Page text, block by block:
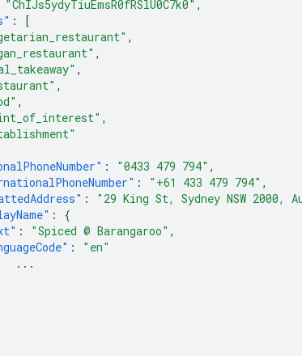
"ChIJs5ydyTiuEmsR0fRSlU0C7k0" ,
:
[
,
,
,
,
,
,
: "0433 479 794" ,
: "+61 433 479 794" ,
: "29 King St, Sydney NSW 2000,
:
{
: "Spiced @ Barangaroo" ,
:
"en"
...